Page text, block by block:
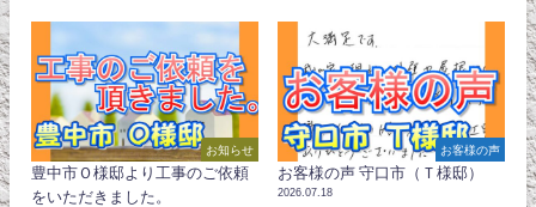
お知らせ
豊中市Ｏ様邸より工事のご依頼
をいただきました。
お客様の声
お客様の声 守口市（Ｔ様邸）
2026.07.18